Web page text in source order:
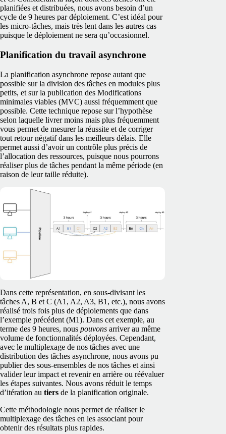
planifiées et distribuées, nous avons besoin d’un
cycle de 9 heures par déploiement. C’est idéal pour
les micro-tâches, mais très lent dans les autres cas
puisque le déploiement ne sera qu’occasionnel.
Planification du travail asynchrone
La planification asynchrone repose autant que
possible sur la division des tâches en modules plus
petits, et sur la publication des Modifications
minimales viables (MVC) aussi fréquemment que
possible. Cette technique repose sur l’hypothèse
selon laquelle livrer moins mais plus fréquemment
vous permet de mesurer la réussite et de corriger
tout retour négatif dans les meilleurs délais. Elle
permet aussi d’avoir un contrôle plus précis de
l’allocation des ressources, puisque nous pourrons
réaliser plus de tâches pendant la même période (en
raison de leur taille réduite).
Dans cette représentation, en sous-divisant les
tâches A, B et C (A1, A2, A3, B1, etc.), nous avons
réalisé trois fois plus de déploiements que dans
l’exemple précédent (M1). Dans cet exemple, au
terme des 9 heures, nous pouvons arriver au même
volume de fonctionnalités déployées. Cependant,
avec le multiplexage de nos tâches avec une
distribution des tâches asynchrone, nous avons pu
publier des sous-ensembles de nos tâches et ainsi
valider leur impact et revenir en arrière ou réévaluer
les étapes suivantes. Nous avons réduit le temps
d’itération au tiers de la planification originale.
Cette méthodologie nous permet de réaliser le
multiplexage des tâches en les associant pour
obtenir des résultats plus rapides.